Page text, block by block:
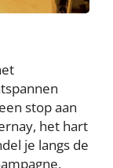
stop aan
het hart
je langs de